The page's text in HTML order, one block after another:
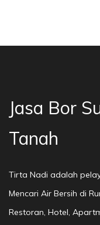
Jasa Bor
Tanah
Tirta Nadi adalah
Mencari Air Bersih di
Restoran, Hotel,